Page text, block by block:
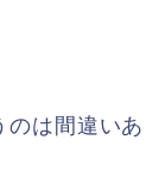
のは間違いあ